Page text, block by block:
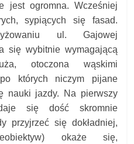
jest ogromna. Wcześniej
sypiących się fasad.
ul. Gajowej
się wybitnie wymagającą
otoczona wąskimi
których niczym pijane
nauki jazdy. Na pierwszy
się dość skromnie
przyjrzeć się dokładniej,
okaże się,